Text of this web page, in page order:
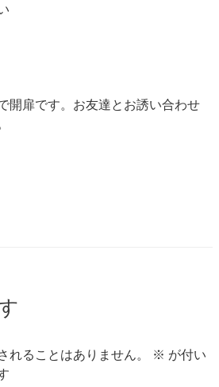
開扉です。お友達とお誘い合わせ
ることはありません。 ※ が付い